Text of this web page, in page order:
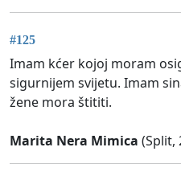
#125
Imam kćer kojoj moram
sigurnijem svijetu. Imam
žene mora štititi.
Marita Nera Mimica (Split,